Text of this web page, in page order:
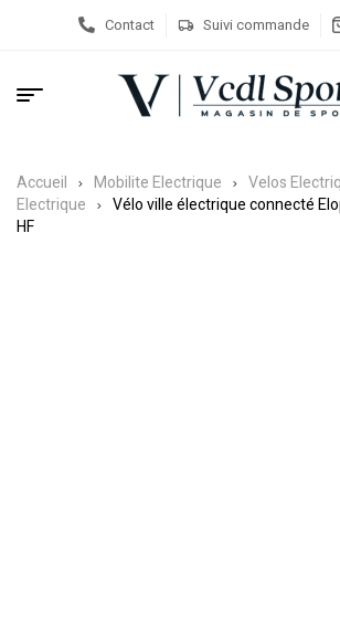
Contact Suivi commande
Accueil Mobilite Electrique Velos
Electrique
Vélo ville électrique connecté
HF